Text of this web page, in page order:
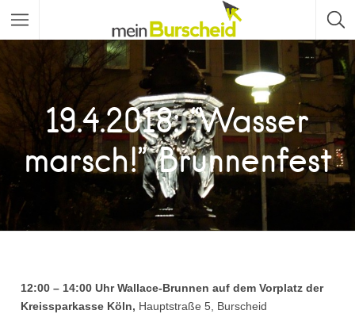
19.4.2018: “Wasser
marsch!” Brunnenfest
12:00 – 14:00 Uhr Wallace-Brunnen auf dem Vorplatz der
Kreissparkasse Köln, Hauptstraße 5, Burscheid